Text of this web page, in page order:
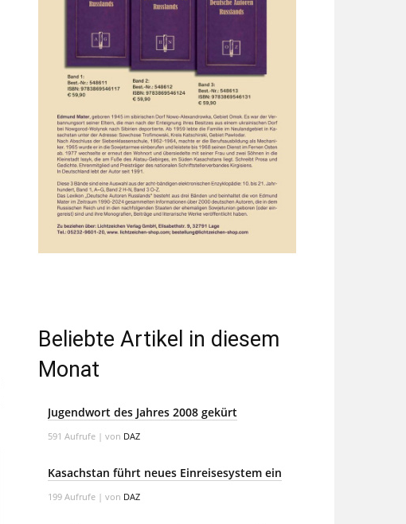
Beliebte Artikel in diesem
Monat
Jugendwort des Jahres 2008 gekürt
591 Aufrufe | von DAZ
Kasachstan führt neues Einreisesystem ein
199 Aufrufe | von DAZ